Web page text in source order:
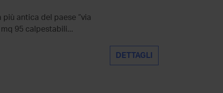
antica del paese “via
95 calpestabili...
DETTAGLI